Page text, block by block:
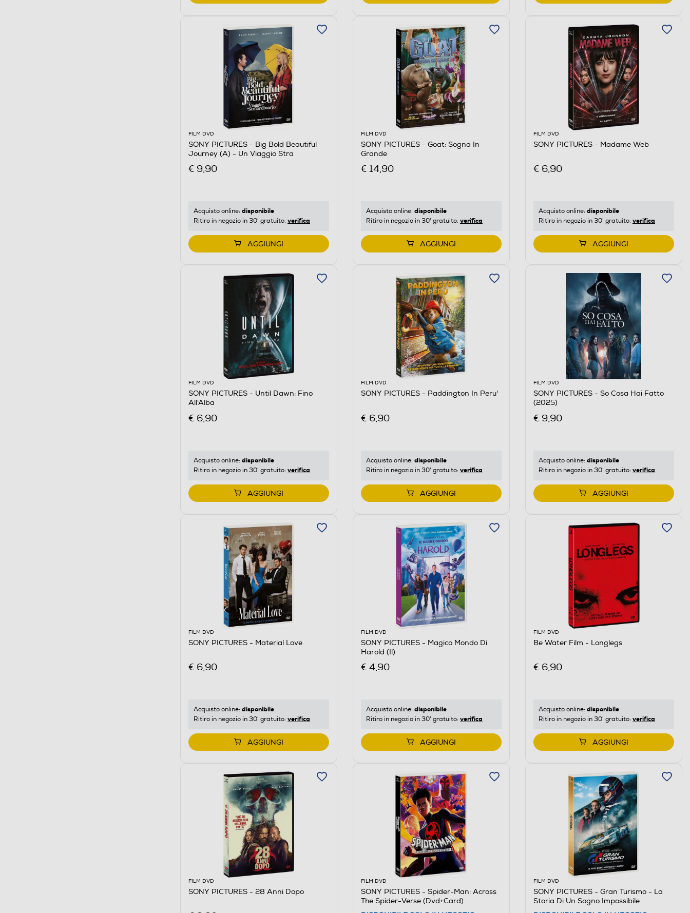
FILM DVD
SONY PICTURES - Big Bold Beautiful
Journey (A) - Un Viaggio Stra
€ 9,90
Acquisto online: disponibile
Ritiro in negozio in 30' gratuito: verifica
AGGIUNGI
FILM DVD
SONY PICTURES - Goat: Sogna In
Grande
€ 14,90
Acquisto online: disponibile
Ritiro in negozio in 30' gratuito: verifica
AGGIUNGI
FILM DVD
SONY PICTURES - Madame Web
€ 6,90
Acquisto online: disponibile
Ritiro in negozio in 30' gratuito: verifica
AGGIUNGI
FILM DVD
SONY PICTURES - Until Dawn: Fino
All'Alba
€ 6,90
Acquisto online: disponibile
Ritiro in negozio in 30' gratuito: verifica
AGGIUNGI
FILM DVD
SONY PICTURES - Paddington In Peru'
€ 6,90
Acquisto online: disponibile
Ritiro in negozio in 30' gratuito: verifica
AGGIUNGI
FILM DVD
SONY PICTURES - So Cosa Hai Fatto
(2025)
€ 9,90
Acquisto online: disponibile
Ritiro in negozio in 30' gratuito: verifica
AGGIUNGI
FILM DVD
SONY PICTURES - Material Love
€ 6,90
Acquisto online: disponibile
Ritiro in negozio in 30' gratuito: verifica
AGGIUNGI
FILM DVD
SONY PICTURES - Magico Mondo Di
Harold (Il)
€ 4,90
Acquisto online: disponibile
Ritiro in negozio in 30' gratuito: verifica
AGGIUNGI
FILM DVD
Be Water Film - Longlegs
€ 6,90
Acquisto online: disponibile
Ritiro in negozio in 30' gratuito: verifica
AGGIUNGI
FILM DVD
SONY PICTURES - 28 Anni Dopo
FILM DVD
SONY PICTURES - Spider-Man: Across
The Spider-Verse (Dvd+Card)
FILM DVD
SONY PICTURES - Gran Turismo - La
Storia Di Un Sogno Impossibile